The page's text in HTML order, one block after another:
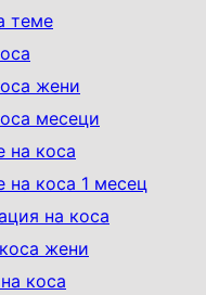
теме
жени
месеци
на коса
на коса 1 месец
на коса
жени
коса